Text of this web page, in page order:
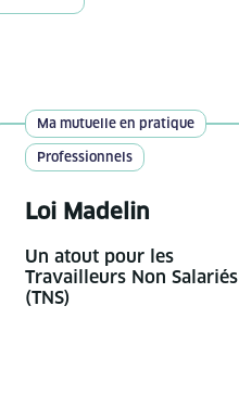
Ma mutuelle en pratique
Professionnels
Loi Madelin
Un atout pour les
Travailleurs Non Salariés
(TNS)